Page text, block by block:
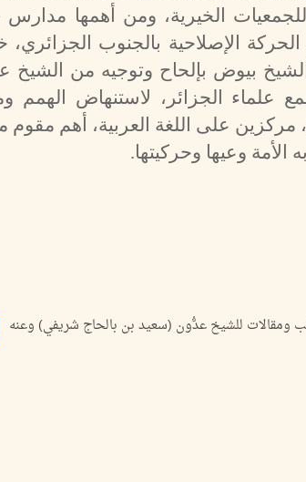
للجمعيات الخيرية، ومن أهمها
الإصلاحية بالجنوب
بيوض بإلحاح وتوجيه من الشيخ
علماء الجزائر، لاستنهاض الهمم
مركزين على اللغة العربية، أهم مقوم
الأمة وعيها وحركيتها.
ومقالات للشيخ عدُّون (سعيد بن بالحاج شريفي) وعنه